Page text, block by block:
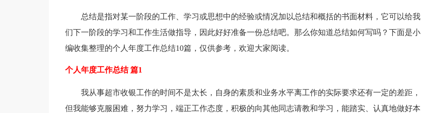
总结是指对某一阶段的工作、学习或思想中的经验或情况加以总结和概括的书面材料，它可以给我
们下一阶段的学习和工作生活做指导，因此好好准备一份总结吧。那么你知道总结如何写吗？下面是小
编收集整理的个人年度工作总结10篇，仅供参考，欢迎大家阅读。
个人年度工作总结 篇1
我从事超市收银工作的时间不是太长，自身的素质和业务水平离工作的实际要求还有一定的差距，
但我能够克服困难，努力学习，端正工作态度，积极的向其他同志请教和学习，能踏实、认真地做好本